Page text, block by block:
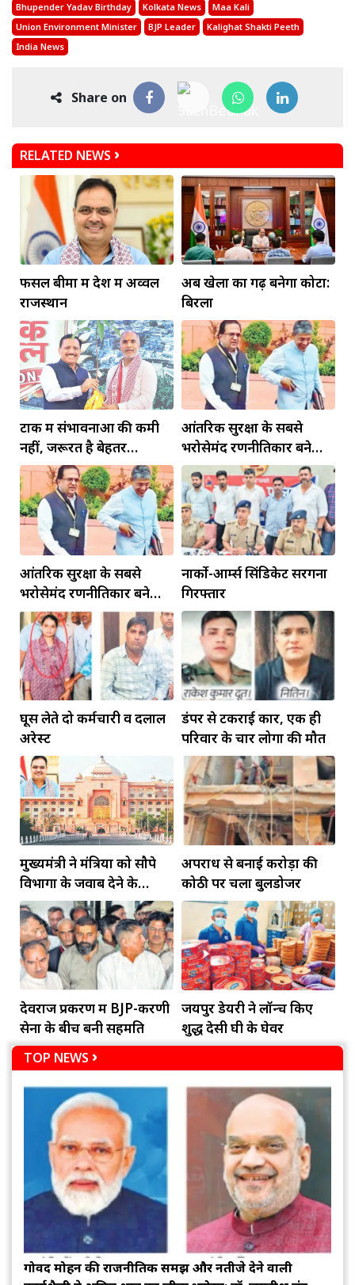
Bhupender Yadav Birthday
Kolkata News
Maa Kali
Union Environment Minister
BJP Leader
Kalighat Shakti Peeth
India News
Share on
RELATED NEWS
फसल बीमा में देश में अव्वल
राजस्थान
अब खेलों का गढ़ बनेगा कोटा:
बिरला
टोंक में संभावनाओं की कमी
नहीं, जरूरत है बेहतर
इंफ्रास्ट्रक्चर की
आंतरिक सुरक्षा के सबसे
भरोसेमंद रणनीतिकार बने
रहेंगे गोविंद मोहन
आंतरिक सुरक्षा के सबसे
भरोसेमंद रणनीतिकार बने
रहेंगे गोविंद मोहन
नार्को-आर्म्स सिंडिकेट सरगना
गिरफ्तार
घूस लेते दो कर्मचारी व दलाल
अरेस्ट
डंपर से टकराई कार, एक ही
परिवार के चार लोगों की मौत
मुख्यमंत्री ने मंत्रियों को सौपे
विभागों के जवाब देने के
दायित्व
अपराध से बनाई करोड़ों की
कोठी पर चला बुलडोजर
देवराज प्रकरण में BJP-करणी
सेना के बीच बनी सहमति
जयपुर डेयरी ने लॉन्च किए
शुद्ध देसी घी के घेवर
TOP NEWS
गोविंद मोहन की राजनीतिक समझ और नतीजे देने वाली